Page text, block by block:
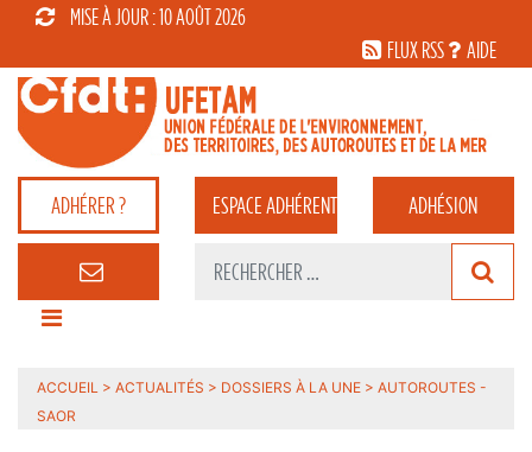
MISE À JOUR : 10 AOÛT 2026
FLUX RSS
AIDE
ADHÉRER ? ESPACEADHÉRENT ADHÉSION
ACCUEIL > ACTUALITÉS > DOSSIERS À LA UNE > AUTOROUTES -
SAOR